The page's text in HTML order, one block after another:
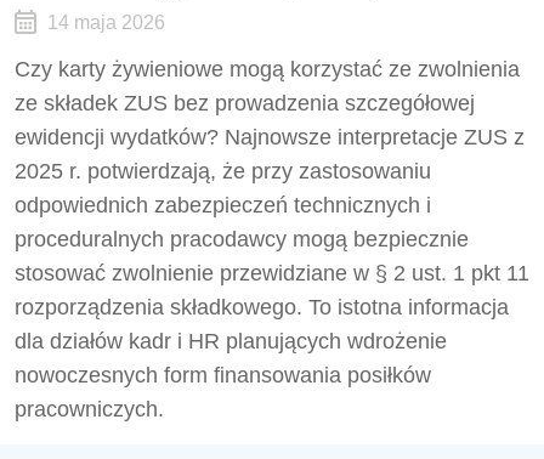
14 maja 2026
Czy karty żywieniowe mogą korzystać ze zwolnienia
ze składek ZUS bez prowadzenia szczegółowej
ewidencji wydatków? Najnowsze interpretacje ZUS z
2025 r. potwierdzają, że przy zastosowaniu
odpowiednich zabezpieczeń technicznych i
proceduralnych pracodawcy mogą bezpiecznie
stosować zwolnienie przewidziane w § 2 ust. 1 pkt 11
rozporządzenia składkowego. To istotna informacja
dla działów kadr i HR planujących wdrożenie
nowoczesnych form finansowania posiłków
pracowniczych.